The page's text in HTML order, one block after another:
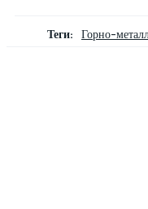
Теги: Горно-